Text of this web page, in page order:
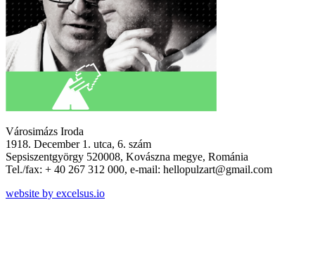
Városimázs Iroda
1918. December 1. utca, 6. szám
Sepsiszentgyörgy 520008, Kovászna megye, Románia
Tel./fax: + 40 267 312 000, e-mail: hellopulzart@gmail.com
website by excelsus.io